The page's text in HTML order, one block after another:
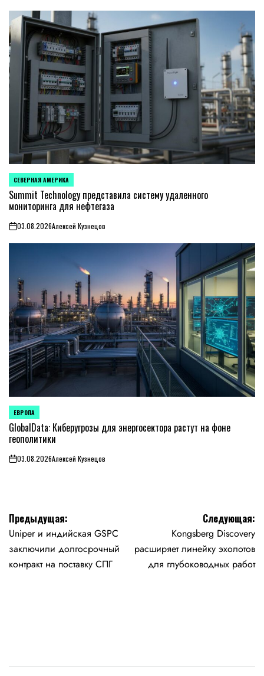
ОПУБЛИКОВАНО
В
СЕВЕРНАЯ АМЕРИКА
Summit Technology представила систему удаленного
мониторинга для нефтегаза
on03.08.2026Алексей Кузнецов
ОПУБЛИКОВАНО
В
ЕВРОПА
GlobalData: Киберугрозы для энергосектора растут на фоне
геополитики
on03.08.2026Алексей Кузнецов
Навигация
по
записям
Предыдущая:
Uniper и индийская GSPC
заключили долгосрочный
контракт на поставку СПГ
Следующая:
Kongsberg Discovery
расширяет линейку эхолотов
для глубоководных работ